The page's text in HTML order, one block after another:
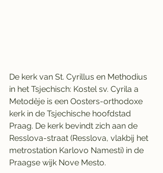
De kerk van St. Cyrillus en Methodius
in het Tsjechisch: Kostel sv. Cyrila a
Metoděje is een Oosters-orthodoxe
kerk in de Tsjechische hoofdstad
Praag. De kerk bevindt zich aan de
Resslova-straat (Resslova, vlakbij het
metrostation Karlovo Namesti) in de
Praagse wijk Nove Mesto.